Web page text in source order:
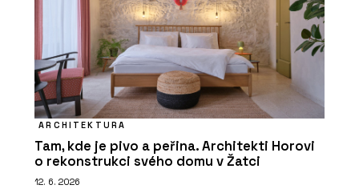
ARCHITEKTURA
Tam, kde je pivo a peřina. Architekti Horovi
o rekonstrukci svého domu v Žatci
12. 6. 2026